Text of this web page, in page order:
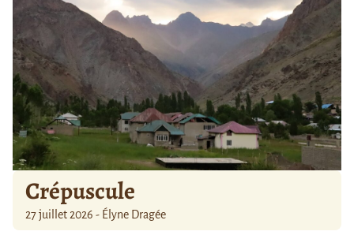
Crépuscule
27 juillet 2026 - Élyne Dragée